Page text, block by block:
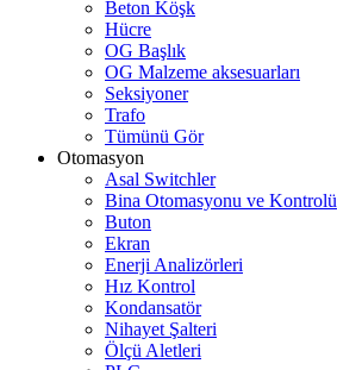
Beton Köşk
Hücre
OG Başlık
OG Malzeme aksesuarları
Seksiyoner
Trafo
Tümünü Gör
Otomasyon
Asal Switchler
Bina Otomasyonu ve Kontrolü
Buton
Ekran
Enerji Analizörleri
Hız Kontrol
Kondansatör
Nihayet Şalteri
Ölçü Aletleri